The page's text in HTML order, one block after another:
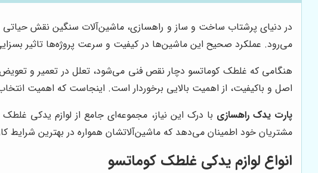
در دنیای پرشتاب ساخت و ساز و راهسازی، ماشین‌آلات سنگین نقش حیاتی
می‌رود. عملکرد صحیح این ماشین‌ها در کیفیت و سرعت پروژه‌ها تاثیر
هنگامی که غلطک کوماتسو دچار نقص فنی می‌شود، تعلل در تعمیر و
اصل و باکیفیت، از اهمیت بالایی برخوردار است. اینجاست که اهمیت
پارت یدک راهسازی با درک این نیاز، مجموعه‌ای جامع از لوازم یدکی
مشتریان خود اطمینان می‌دهد که ماشین‌آلاتشان همواره در بهترین شرایط
انواع لوازم یدکی غلطک کوماتسو